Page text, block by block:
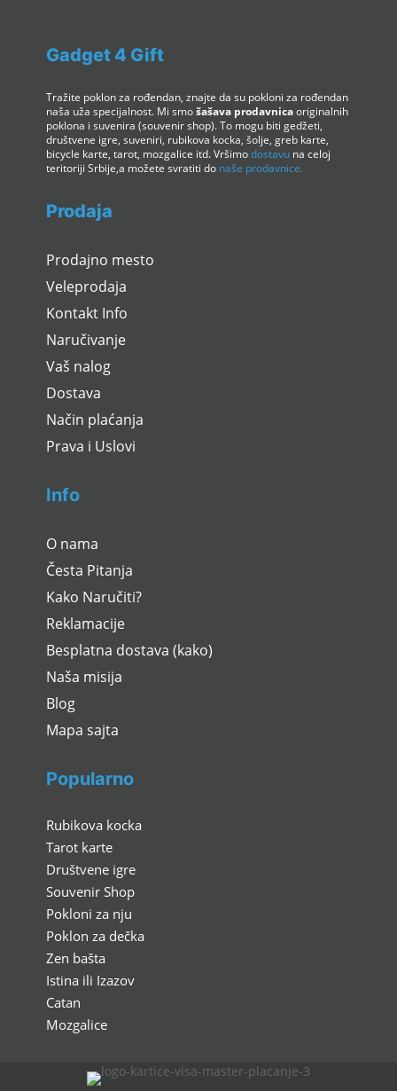
Gadget 4 Gift
Tražite poklon za rođendan, znajte da su pokloni za rođendan
naša uža specijalnost. Mi smošašava prodavnicaoriginalnih
poklona i suvenira (souvenir shop). To mogu biti gedžeti,
društvene igre, suveniri, rubikova kocka, šolje, greb karte,
bicycle karte, tarot, mozgalice itd. Vršimodostavu na celoj
teritoriji Srbije,a možete svratiti do naše prodavnice.
Prodaja
Prodajno mesto
Veleprodaja
Kontakt Info
Naručivanje
Vaš nalog
Dostava
Način plaćanja
Prava i Uslovi
Info
O nama
Česta Pitanja
Kako Naručiti?
Reklamacije
Besplatna dostava (kako)
Naša misija
Blog
Mapa sajta
Popularno
Rubikova kocka
Tarot karte
Društvene igre
Souvenir Shop
Pokloni za nju
Poklon za dečka
Zen bašta
Istina ili Izazov
Catan
Mozgalice